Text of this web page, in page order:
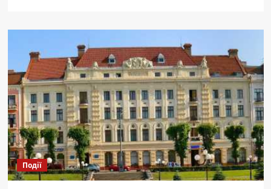
облрада
уряд
гірським
громадам
заробляти
на
лісових
ресурсах,
аби
врятувати
соціальну
сферу
Події